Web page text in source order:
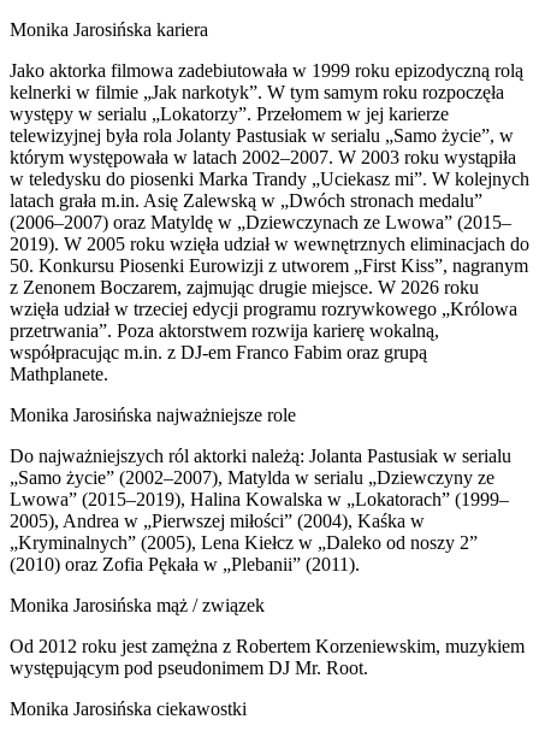
Monika Jarosińska kariera
Jako aktorka filmowa zadebiutowała w 1999 roku epizodyczną rolą
kelnerki w filmie „Jak narkotyk”. W tym samym roku rozpoczęła
występy w serialu „Lokatorzy”. Przełomem w jej karierze
telewizyjnej była rola Jolanty Pastusiak w serialu „Samo życie”, w
którym występowała w latach 2002–2007. W 2003 roku wystąpiła
w teledysku do piosenki Marka Trandy „Uciekasz mi”. W kolejnych
latach grała m.in. Asię Zalewską w „Dwóch stronach medalu”
(2006–2007) oraz Matyldę w „Dziewczynach ze Lwowa” (2015–
2019). W 2005 roku wzięła udział w wewnętrznych eliminacjach do
50. Konkursu Piosenki Eurowizji z utworem „First Kiss”, nagranym
z Zenonem Boczarem, zajmując drugie miejsce. W 2026 roku
wzięła udział w trzeciej edycji programu rozrywkowego „Królowa
przetrwania”. Poza aktorstwem rozwija karierę wokalną,
współpracując m.in. z DJ-em Franco Fabim oraz grupą
Mathplanete.
Monika Jarosińska najważniejsze role
Do najważniejszych ról aktorki należą: Jolanta Pastusiak w serialu
„Samo życie” (2002–2007), Matylda w serialu „Dziewczyny ze
Lwowa” (2015–2019), Halina Kowalska w „Lokatorach” (1999–
2005), Andrea w „Pierwszej miłości” (2004), Kaśka w
„Kryminalnych” (2005), Lena Kiełcz w „Daleko od noszy 2”
(2010) oraz Zofia Pękała w „Plebanii” (2011).
Monika Jarosińska mąż / związek
Od 2012 roku jest zamężna z Robertem Korzeniewskim, muzykiem
występującym pod pseudonimem DJ Mr. Root.
Monika Jarosińska ciekawostki